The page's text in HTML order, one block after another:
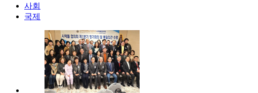
사회
국제